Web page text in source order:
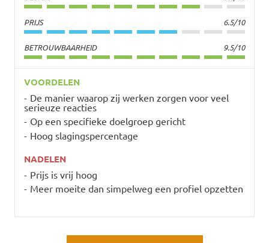
PRIJS 6.5/10
BETROUWBAARHEID 9.5/10
VOORDELEN
De manier waarop zij werken zorgen voor veel
serieuze reacties
Op een specifieke doelgroep gericht
Hoog slagingspercentage
NADELEN
Prijs is vrij hoog
Meer moeite dan simpelweg een profiel opzetten